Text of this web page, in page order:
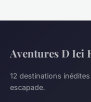
Aventures D Ici
12 destinations
escapade.